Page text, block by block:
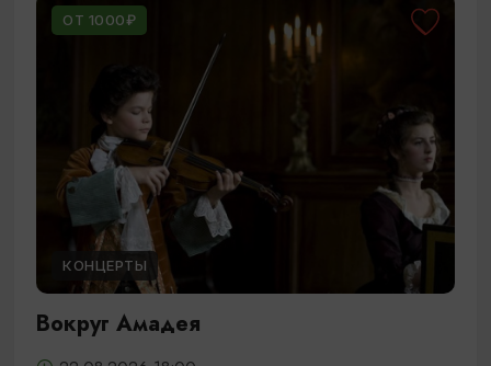
ОТ 1000₽
КОНЦЕРТЫ
Вокруг Амадея